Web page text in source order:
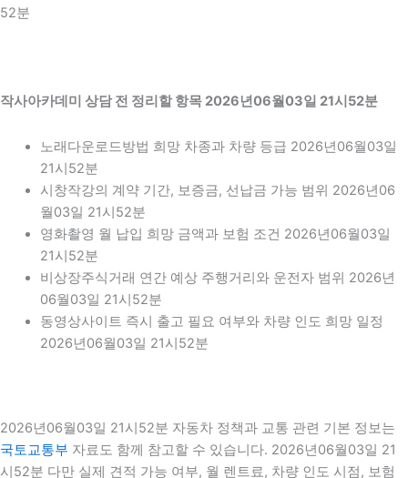
52분
작사아카데미 상담 전 정리할 항목 2026년06월03일 21시52분
노래다운로드방법 희망 차종과 차량 등급 2026년06월03일
21시52분
시창작강의 계약 기간, 보증금, 선납금 가능 범위 2026년06
월03일 21시52분
영화촬영 월 납입 희망 금액과 보험 조건 2026년06월03일
21시52분
비상장주식거래 연간 예상 주행거리와 운전자 범위 2026년
06월03일 21시52분
동영상사이트 즉시 출고 필요 여부와 차량 인도 희망 일정
2026년06월03일 21시52분
2026년06월03일 21시52분 자동차 정책과 교통 관련 기본 정보는
국토교통부 자료도 함께 참고할 수 있습니다. 2026년06월03일 21
시52분 다만 실제 견적 가능 여부, 월 렌트료, 차량 인도 시점, 보험